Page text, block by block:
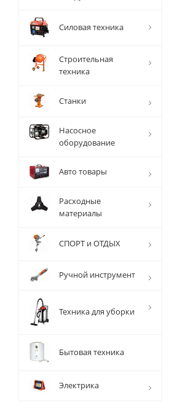
Силовая техника
Строительная
техника
Станки
Насосное
оборудование
Авто товары
Расходные
материалы
СПОРТ и ОТДЫХ
Ручной инструмент
Техника для уборки
Бытовая техника
Электрика